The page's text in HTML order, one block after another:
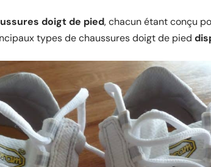
doigt de pied, chacun étant conçu
types de chaussures doigt de pied